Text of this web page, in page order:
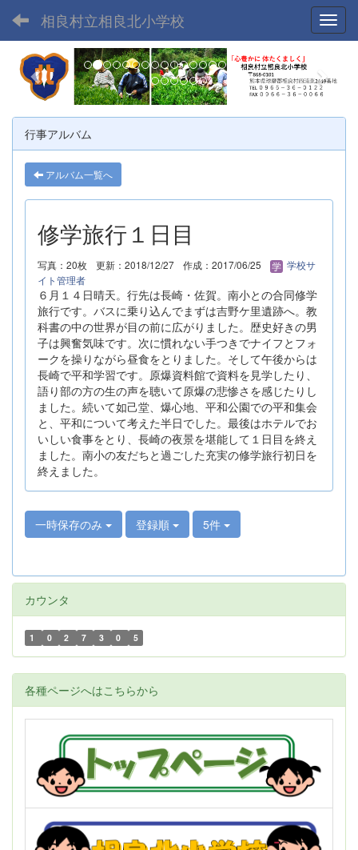
相良村立相良北小学校
p
r
e
v
i
o
u
e
x
t
行事アルバム
アルバム一覧へ
修学旅行１日目
写真：20枚 更新：2018/12/27 作成：2017/06/25
学校サ
イト管理者
６月１４日晴天。行先は長崎・佐賀。南小との合同修学
旅行です。バスに乗り込んでまずは吉野ケ里遺跡へ。教
科書の中の世界が目の前に広がりました。歴史好きの男
子は興奮気味です。次に慣れない手つきでナイフとフォ
ークを操りながら昼食をとりました。そして午後からは
長崎で平和学習です。原爆資料館で資料を見学したり、
語り部の方の生の声を聴いて原爆の悲惨さを感じたりし
ました。続いて如己堂、爆心地、平和公園での平和集会
と、平和について考えた半日でした。最後はホテルでお
いしい食事をとり、長崎の夜景を堪能して１日目を終え
ました。南小の友だちと過ごした充実の修学旅行初日を
終えました。
一時保存のみ 登録順 5件
カウンタ
1 0 2 7 3 0 5
各種ページへはこちらから